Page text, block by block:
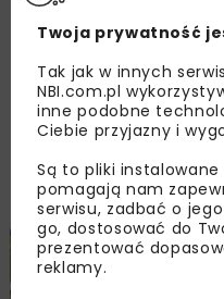
Unibep z
na budowę źródła
PGE
Twoja prywatność
Tak jak w innych
NBI.com.pl
inne podobne
Ciebie przyjazny i
Są to pliki
pomagają nam
serwisu, zadbać o
go, dostosować do
prezentować
reklamy.